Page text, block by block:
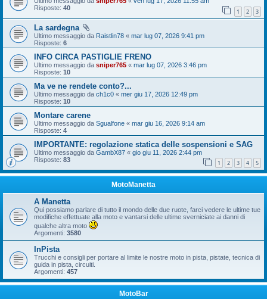
Risposte: 40 1 2 3
La sardegna
Ultimo messaggio da Raistlin78 « mar lug 07, 2026 9:41 pm
Risposte: 6
INFO CIRCA PASTIGLIE FRENO
Ultimo messaggio da sniper765 « mar lug 07, 2026 3:46 pm
Risposte: 10
Ma ve ne rendete conto?...
Ultimo messaggio da ch1c0 « mer giu 17, 2026 12:49 pm
Risposte: 10
Montare carene
Ultimo messaggio da Sgualfone « mar giu 16, 2026 9:14 am
Risposte: 4
IMPORTANTE: regolazione statica delle sospensioni e SAG
Ultimo messaggio da GambX87 « gio giu 11, 2026 2:44 pm
Risposte: 83 1 2 3 4 5
MotoManetta
A Manetta
Qui possiamo parlare di tutto il mondo delle due ruote, farci vedere le ultime tue
modifiche effettuate alla moto e vantarsi delle ultime sverniciate ai danni di
qualche altra moto
Argomenti: 3580
InPista
Trucchi e consigli per portare al limite le nostre moto in pista, pistate, tecnica di
guida in pista, circuiti.
Argomenti: 457
MotoBar